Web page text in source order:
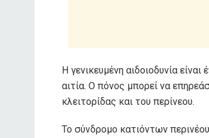
Η γενικευμένη αιδοιοδυνία
αιτία. Ο πόνος μπορεί να
κλειτορίδας και του περίνεου.
Το σύνδρομο κατιόντων